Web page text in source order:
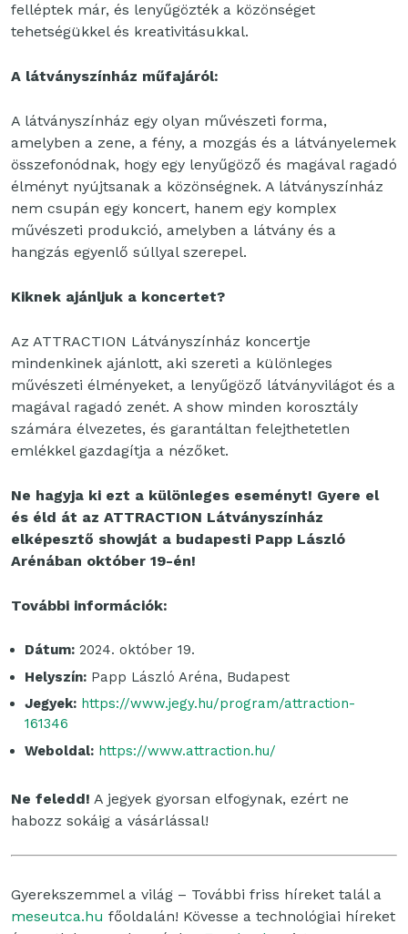
felléptek már, és lenyűgözték a közönséget
tehetségükkel és kreativitásukkal.
A látványszínház műfajáról:
A látványszínház egy olyan művészeti forma,
amelyben a zene, a fény, a mozgás és a látványelemek
összefonódnak, hogy egy lenyűgöző és magával ragadó
élményt nyújtsanak a közönségnek. A látványszínház
nem csupán egy koncert, hanem egy komplex
művészeti produkció, amelyben a látvány és a
hangzás egyenlő súllyal szerepel.
Kiknek ajánljuk a koncertet?
Az ATTRACTION Látványszínház koncertje
mindenkinek ajánlott, aki szereti a különleges
művészeti élményeket, a lenyűgöző látványvilágot és a
magával ragadó zenét. A show minden korosztály
számára élvezetes, és garantáltan felejthetetlen
emlékkel gazdagítja a nézőket.
Ne hagyja ki ezt a különleges eseményt! Gyere el
és éld át az ATTRACTION Látványszínház
elképesztő showját a budapesti Papp László
Arénában október 19-én!
További információk:
Dátum: 2024. október 19.
Helyszín: Papp László Aréna, Budapest
Jegyek: https://www.jegy.hu/program/attraction-
161346
Weboldal: https://www.attraction.hu/
Ne feledd! A jegyek gyorsan elfogynak, ezért ne
habozz sokáig a vásárlással!
Gyerekszemmel a világ – További friss híreket talál a
meseutca.hu főoldalán! Kövesse a technológiai híreket